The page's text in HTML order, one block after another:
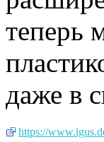
теперь
даже в
https://